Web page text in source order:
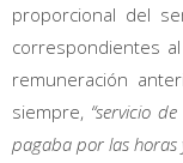
proporcional del
correspondientes
remuneración
siempre, “servicio
pagaba por las horas